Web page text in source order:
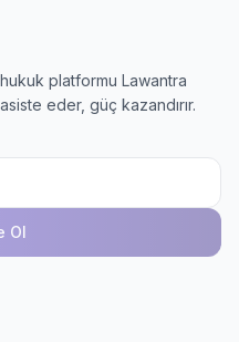
platformu Lawantra
eder, güç kazandırır.
Ol